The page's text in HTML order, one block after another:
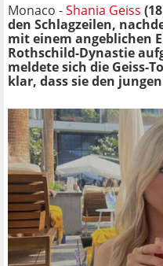
Monaco -Shania Geiss
den Schlagzeilen,
miteinem angeblichen
Rothschild-Dynastie
meldete sich die Geiss-
klar, dass sie den